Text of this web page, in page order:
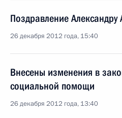
Поздравление Александру
26 декабря 2012 года, 15:40
Внесены изменения в
социальной помощи
26 декабря 2012 года, 13:40